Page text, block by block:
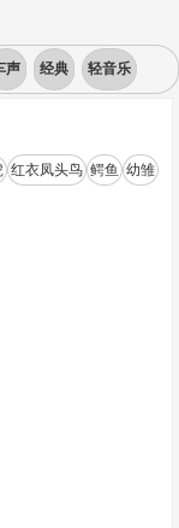
声 经典 轻音乐
红衣凤头鸟 鳄鱼 幼雏